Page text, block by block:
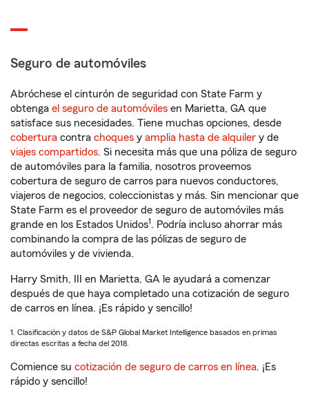
Seguro de automóviles
Abróchese el cinturón de seguridad con State Farm y
obtenga el seguro de automóviles en Marietta, GA que
satisface sus necesidades. Tiene muchas opciones, desde
cobertura contra choques y amplia hasta de alquiler y de
viajes compartidos. Si necesita más que una póliza de seguro
de automóviles para la familia, nosotros proveemos
cobertura de seguro de carros para nuevos conductores,
viajeros de negocios, coleccionistas y más. Sin mencionar que
State Farm es el proveedor de seguro de automóviles más
grande en los Estados Unidos1. Podría incluso ahorrar más
combinando la compra de las pólizas de seguro de
automóviles y de vivienda.
Harry Smith, III en Marietta, GA le ayudará a comenzar
después de que haya completado una cotización de seguro
de carros en línea. ¡Es rápido y sencillo!
1. Clasificación y datos de S&P Global Market Intelligence basados en primas
directas escritas a fecha del 2018.
Comience su cotización de seguro de carros en línea. ¡Es
rápido y sencillo!